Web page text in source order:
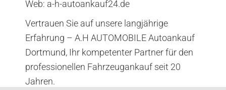
Web: a-h-autoankauf24.de
Vertrauen Sie auf unsere langjährige
Erfahrung – A.H AUTOMOBILE Autoankauf
Dortmund, Ihr kompetenter Partner für den
professionellen Fahrzeugankauf seit 20
Jahren.